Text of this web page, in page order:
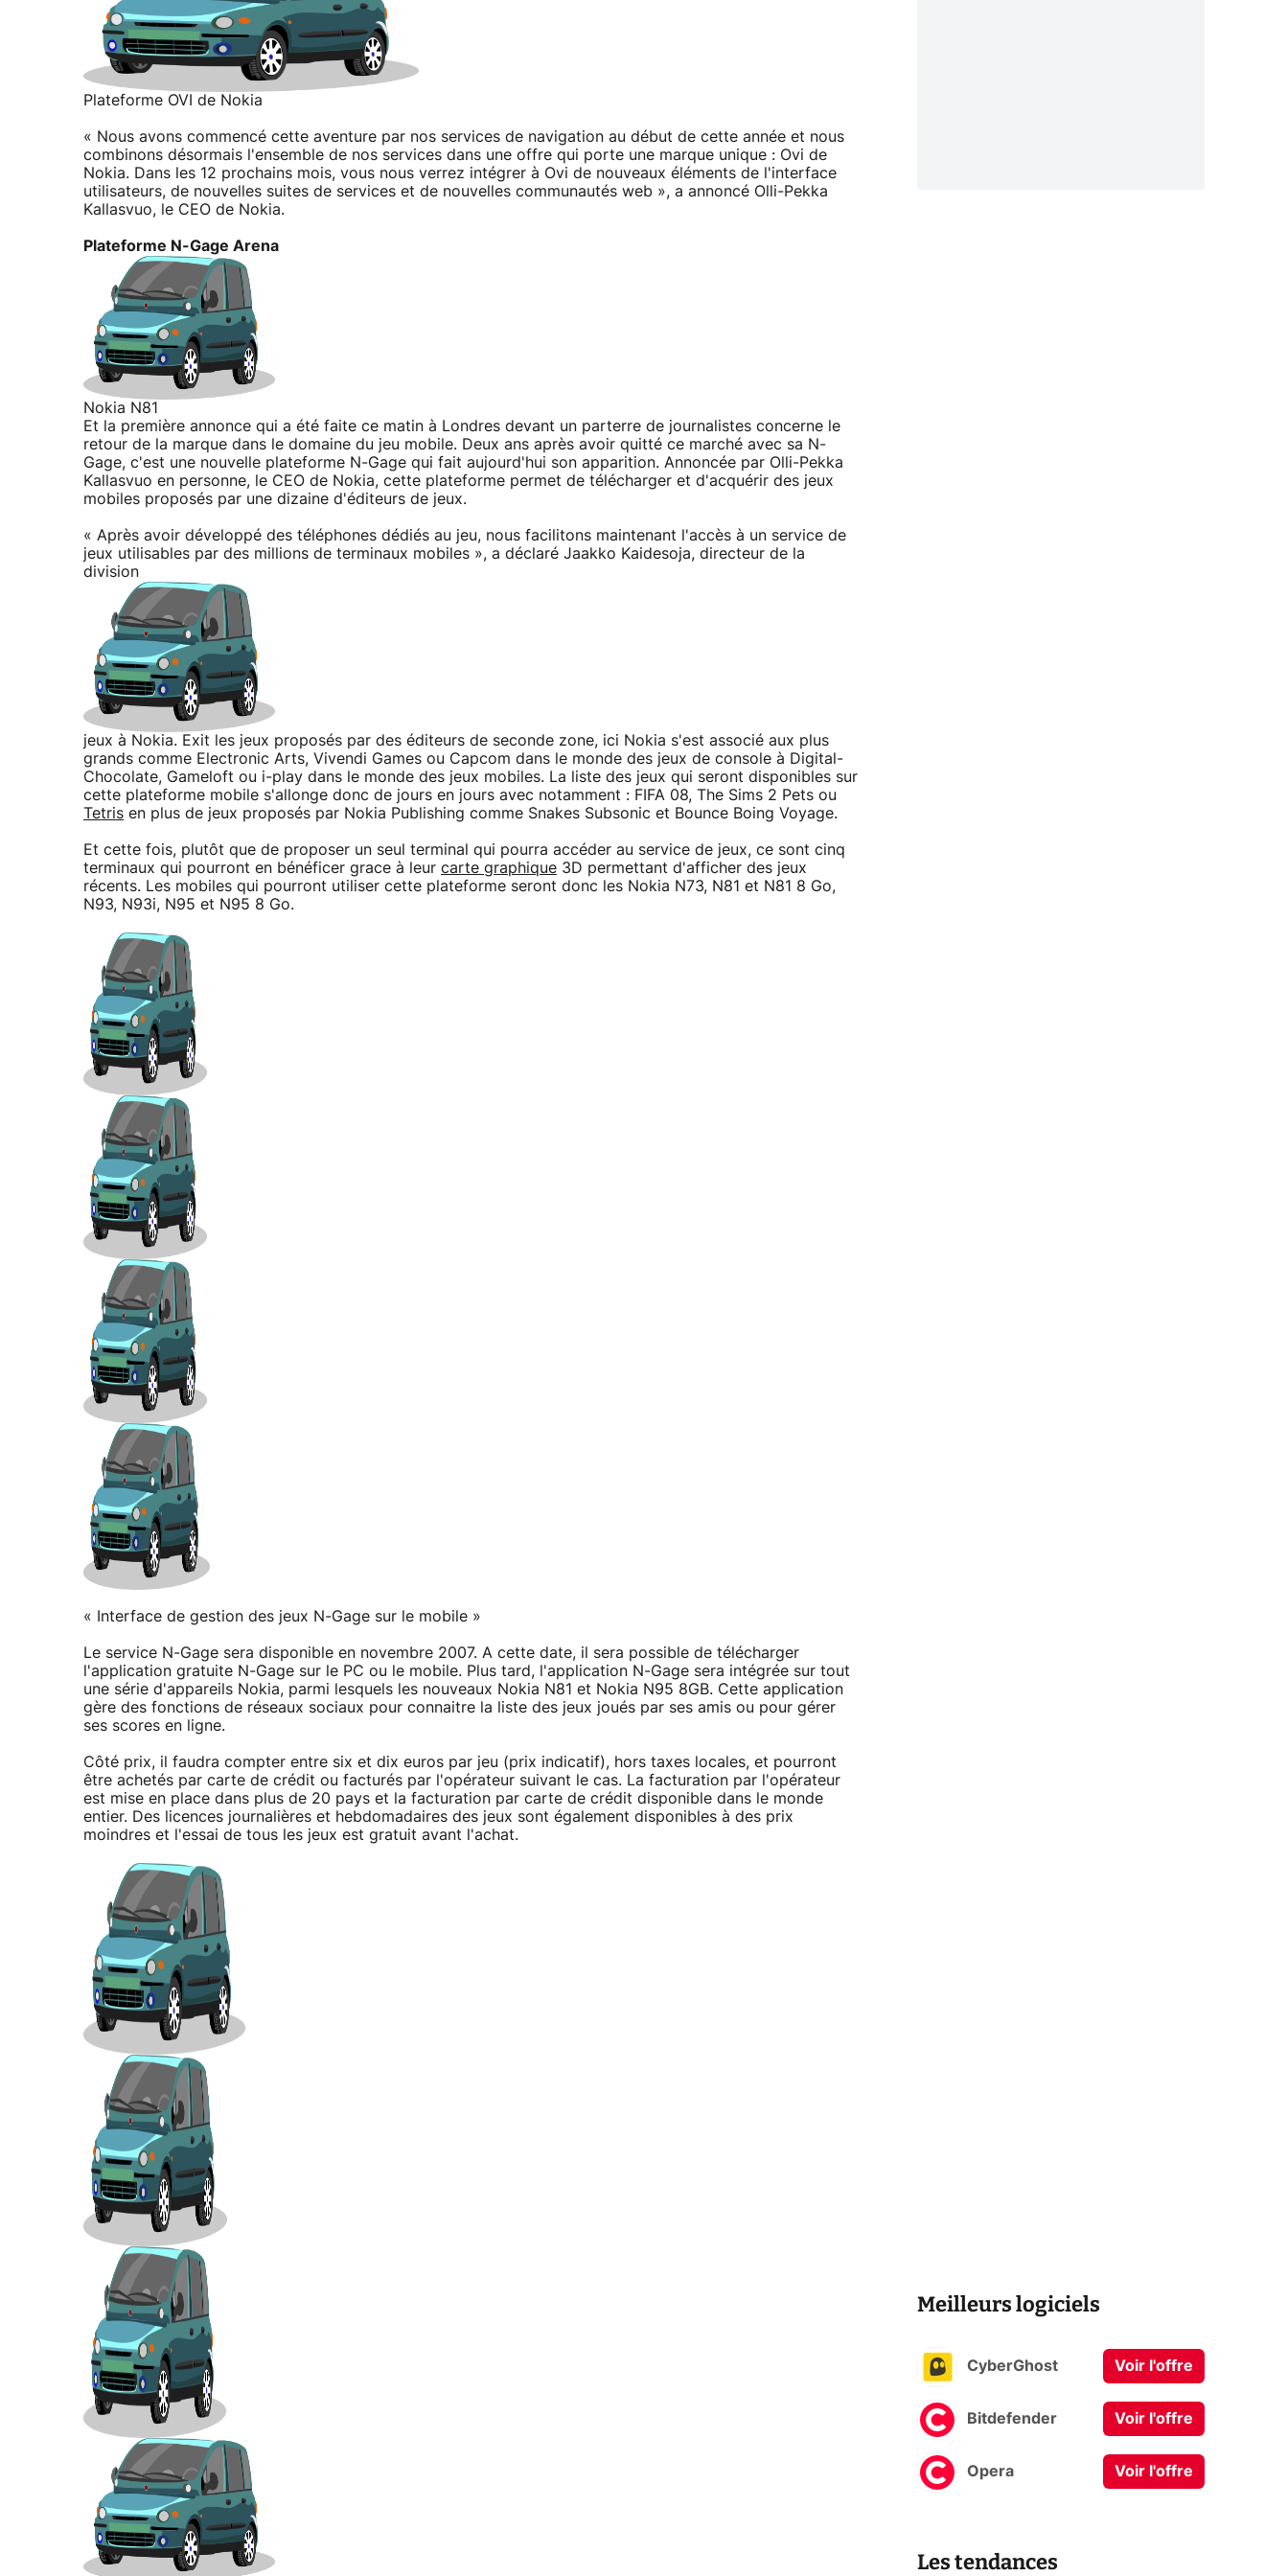
Plateforme OVI de Nokia
« Nous avons commencé cette aventure par nos services de navigation au début de cette année et nous
combinons désormais l'ensemble de nos services dans une offre qui porte une marque unique : Ovi de
Nokia. Dans les 12 prochains mois, vous nous verrez intégrer à Ovi de nouveaux éléments de l'interface
utilisateurs, de nouvelles suites de services et de nouvelles communautés web », a annoncé Olli-Pekka
Kallasvuo, le CEO de Nokia.
Plateforme N-Gage Arena
Nokia N81
Et la première annonce qui a été faite ce matin à Londres devant un parterre de journalistes concerne le
retour de la marque dans le domaine du jeu mobile. Deux ans après avoir quitté ce marché avec sa N-
Gage, c'est une nouvelle plateforme N-Gage qui fait aujourd'hui son apparition. Annoncée par Olli-Pekka
Kallasvuo en personne, le CEO de Nokia, cette plateforme permet de télécharger et d'acquérir des jeux
mobiles proposés par une dizaine d'éditeurs de jeux.
« Après avoir développé des téléphones dédiés au jeu, nous facilitons maintenant l'accès à un service de
jeux utilisables par des millions de terminaux mobiles », a déclaré Jaakko Kaidesoja, directeur de la
division
jeux à Nokia. Exit les jeux proposés par des éditeurs de seconde zone, ici Nokia s'est associé aux plus
grands comme Electronic Arts, Vivendi Games ou Capcom dans le monde des jeux de console à Digital-
Chocolate, Gameloft ou i-play dans le monde des jeux mobiles. La liste des jeux qui seront disponibles sur
cette plateforme mobile s'allonge donc de jours en jours avec notamment : FIFA 08, The Sims 2 Pets ou
Tetris en plus de jeux proposés par Nokia Publishing comme Snakes Subsonic et Bounce Boing Voyage.
Et cette fois, plutôt que de proposer un seul terminal qui pourra accéder au service de jeux, ce sont cinq
terminaux qui pourront en bénéficer grace à leur carte graphique 3D permettant d'afficher des jeux
récents. Les mobiles qui pourront utiliser cette plateforme seront donc les Nokia N73, N81 et N81 8 Go,
N93, N93i, N95 et N95 8 Go.
« Interface de gestion des jeux N-Gage sur le mobile »
Le service N-Gage sera disponible en novembre 2007. A cette date, il sera possible de télécharger
l'application gratuite N-Gage sur le PC ou le mobile. Plus tard, l'application N-Gage sera intégrée sur tout
une série d'appareils Nokia, parmi lesquels les nouveaux Nokia N81 et Nokia N95 8GB. Cette application
gère des fonctions de réseaux sociaux pour connaitre la liste des jeux joués par ses amis ou pour gérer
ses scores en ligne.
Côté prix, il faudra compter entre six et dix euros par jeu (prix indicatif), hors taxes locales, et pourront
être achetés par carte de crédit ou facturés par l'opérateur suivant le cas. La facturation par l'opérateur
est mise en place dans plus de 20 pays et la facturation par carte de crédit disponible dans le monde
entier. Des licences journalières et hebdomadaires des jeux sont également disponibles à des prix
moindres et l'essai de tous les jeux est gratuit avant l'achat.
Meilleurs logiciels
CyberGhost Voir l'offre
Bitdefender Voir l'offre
Opera Voir l'offre
Les tendances